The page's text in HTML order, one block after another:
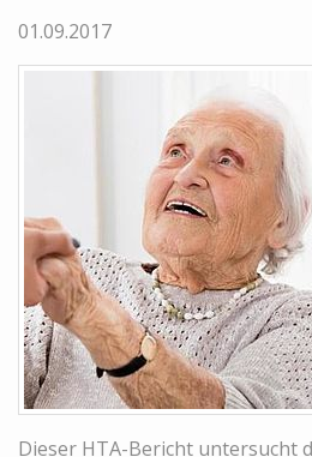
01.09.2017
Dieser HTA-Bericht untersucht